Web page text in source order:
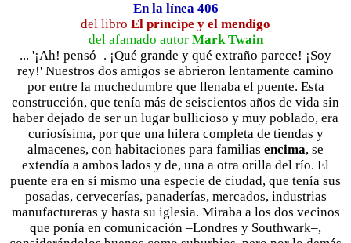
En la línea 406
del libro El príncipe y el mendigo
del afamado autor Mark Twain
... '¡Ah! pensó–. ¡Qué grande y qué extraño parece! ¡Soy
rey!' Nuestros dos amigos se abrieron lentamente camino
por entre la muchedumbre que llenaba el puente. Esta
construcción, que tenía más de seiscientos años de vida sin
haber dejado de ser un lugar bullicioso y muy poblado, era
curiosísima, por que una hilera completa de tiendas y
almacenes, con habitaciones para familias encima, se
extendía a ambos lados y de, una a otra orilla del río. El
puente era en sí mismo una especie de ciudad, que tenía sus
posadas, cervecerías, panaderías, mercados, industrias
manufactureras y hasta su iglesia. Miraba a los dos vecinos
que ponía en comunicación –Londres y Southwark–,